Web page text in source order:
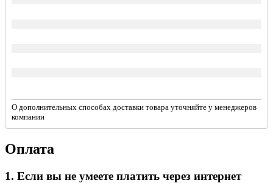
О дополнительных способах доставки товара уточняйте у менеджеров
компании
Оплата
1. Если вы не умеете платить через интернет